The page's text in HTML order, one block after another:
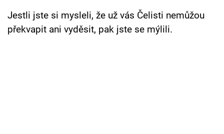
Sledujte prima+
Jestli jste si mysleli, že už vás Čelisti nemůžou
překvapit ani vyděsit, pak jste se mýlili.